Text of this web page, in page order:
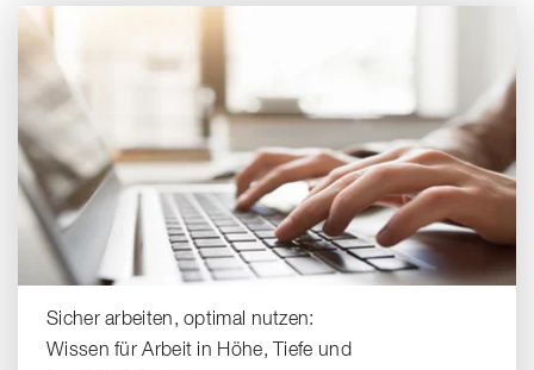
Sicher arbeiten, optimal nutzen:
Wissen für Arbeit in Höhe, Tiefe und